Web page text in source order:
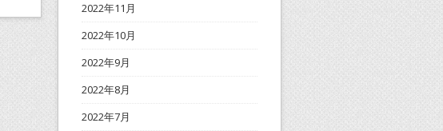
2022年11月
2022年10月
2022年9月
2022年8月
2022年7月